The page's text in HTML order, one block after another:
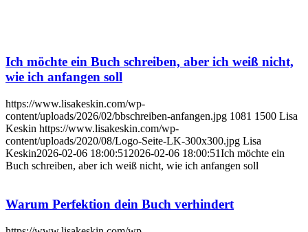
Ich möchte ein Buch schreiben, aber ich weiß nicht,
wie ich anfangen soll
https://www.lisakeskin.com/wp-
content/uploads/2026/02/bbschreiben-anfangen.jpg 1081 1500 Lisa
Keskin https://www.lisakeskin.com/wp-
content/uploads/2020/08/Logo-Seite-LK-300x300.jpg Lisa
Keskin2026-02-06 18:00:51 2026-02-06 18:00:51Ich möchte ein
Buch schreiben, aber ich weiß nicht, wie ich anfangen soll
Warum Perfektion dein Buch verhindert